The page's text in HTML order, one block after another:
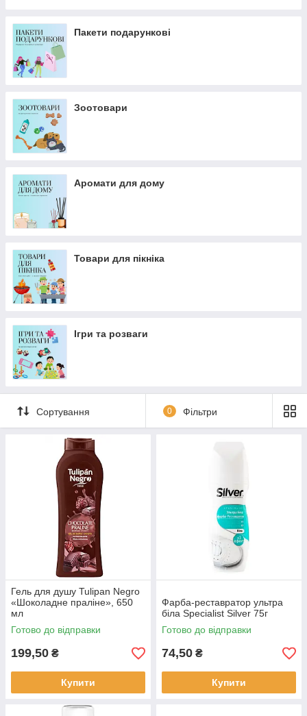
Пакети подарункові
Зоотовари
Аромати для дому
Товари для пікніка
Ігри та розваги
Сортування 0 Фільтри
Гель для душу Tulipan Negro
«Шоколадне праліне», 650
мл
Готово до відправки
199,50 ₴
Купити
Фарба-реставратор ультра
біла Specialist Silver 75г
Готово до відправки
74,50 ₴
Купити